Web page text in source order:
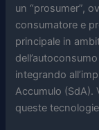
un “prosumer”,
consumatore e
principale in
integrando
Accumulo (SdA).
queste